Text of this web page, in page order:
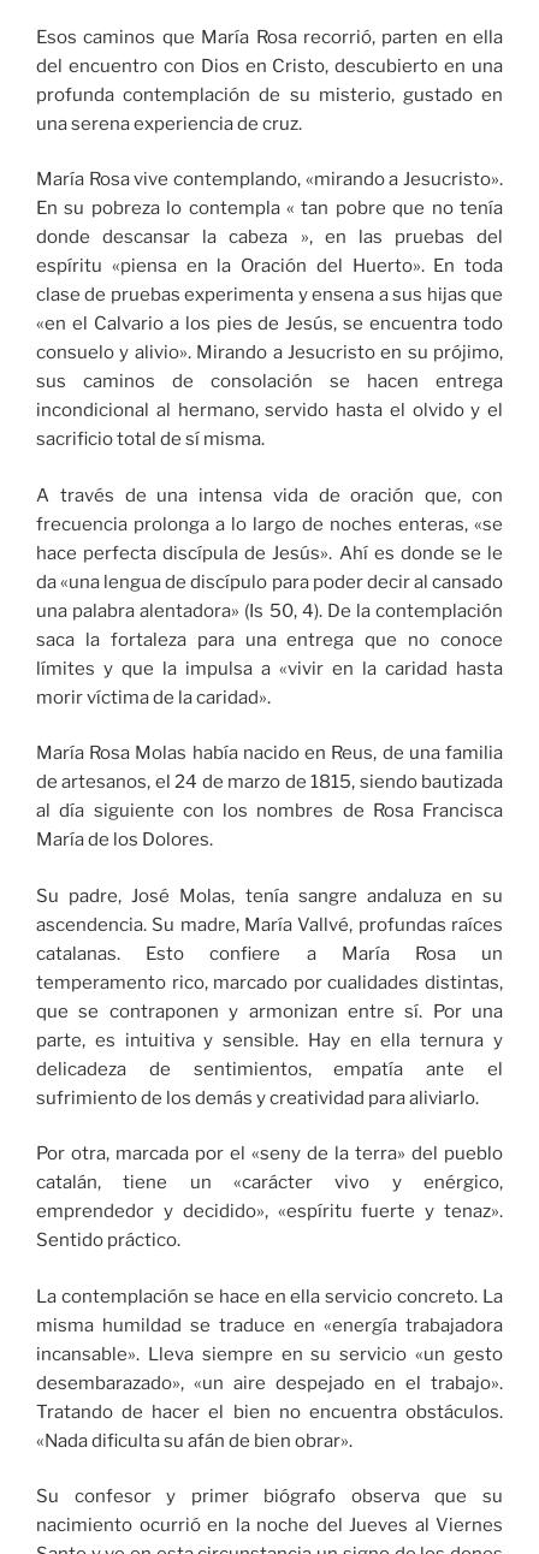
Esos caminos que María Rosa recorrió, parten en ella
del encuentro con Dios en Cristo, descubierto en una
profunda contemplación de su misterio, gustado en
una serena experiencia de cruz.
María Rosa vive contemplando, «mirando a Jesucristo».
En su pobreza lo contempla « tan pobre que no tenía
donde descansar la cabeza », en las pruebas del
espíritu «piensa en la Oración del Huerto». En toda
clase de pruebas experimenta y ensena a sus hijas que
«en el Calvario a los pies de Jesús, se encuentra todo
consuelo y alivio». Mirando a Jesucristo en su prójimo,
sus caminos de consolación se hacen entrega
incondicional al hermano, servido hasta el olvido y el
sacrificio total de sí misma.
A través de una intensa vida de oración que, con
frecuencia prolonga a lo largo de noches enteras, «se
hace perfecta discípula de Jesús». Ahí es donde se le
da «una lengua de discípulo para poder decir al cansado
una palabra alentadora» (Is 50, 4). De la contemplación
saca la fortaleza para una entrega que no conoce
límites y que la impulsa a «vivir en la caridad hasta
morir víctima de la caridad».
María Rosa Molas había nacido en Reus, de una familia
de artesanos, el 24 de marzo de 1815, siendo bautizada
al día siguiente con los nombres de Rosa Francisca
María de los Dolores.
Su padre, José Molas, tenía sangre andaluza en su
ascendencia. Su madre, María Vallvé, profundas raíces
catalanas. Esto confiere a María Rosa un
temperamento rico, marcado por cualidades distintas,
que se contraponen y armonizan entre sí. Por una
parte, es intuitiva y sensible. Hay en ella ternura y
delicadeza de sentimientos, empatía ante el
sufrimiento de los demás y creatividad para aliviarlo.
Por otra, marcada por el «seny de la terra» del pueblo
catalán, tiene un «carácter vivo y enérgico,
emprendedor y decidido», «espíritu fuerte y tenaz».
Sentido práctico.
La contemplación se hace en ella servicio concreto. La
misma humildad se traduce en «energía trabajadora
incansable». Lleva siempre en su servicio «un gesto
desembarazado», «un aire despejado en el trabajo».
Tratando de hacer el bien no encuentra obstáculos.
«Nada dificulta su afán de bien obrar».
Su confesor y primer biógrafo observa que su
nacimiento ocurrió en la noche del Jueves al Viernes